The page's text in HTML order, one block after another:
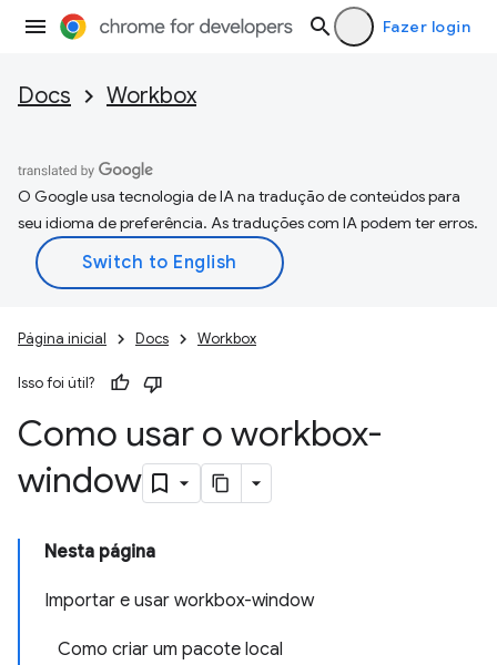
Fazer login
Docs Workbox
O Google usa tecnologia de IA na tradução de conteúdos para
seu idioma de preferência. As traduções com IA podem ter erros.
Página inicial Docs Workbox
Isso foi útil?
Como usar o workbox-
window
Nesta página
Importar e usar workbox-window
Como criar um pacote local